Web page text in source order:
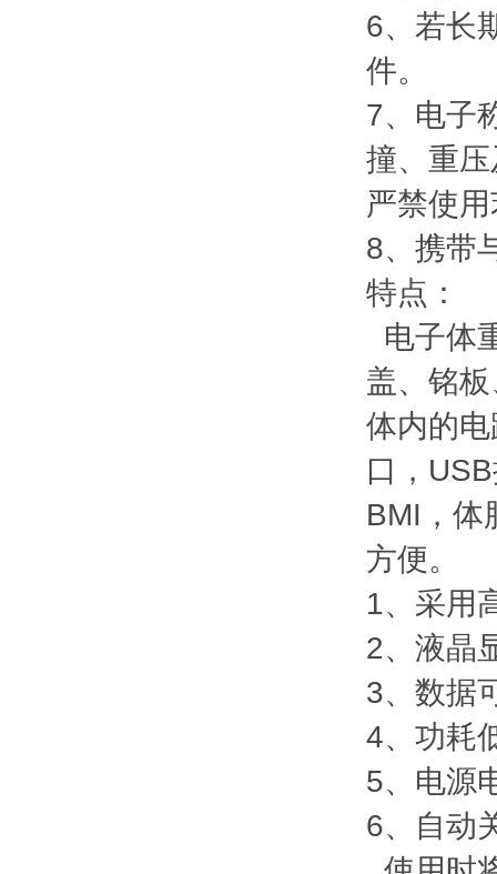
6、若长
件。
7、电子
撞、重
严禁使
8、携带
特点：
电子体
盖、铭
体内的
口，
BMI，体
方便。
1、采用
2、液晶
3、数据
4、功耗
5、电源
6、自动